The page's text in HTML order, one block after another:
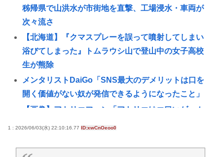
秭帰県で山洪水が市街地を直撃、工場浸水・車両が
次々流さ
【北海道】『クマスプレーを誤って噴射してしまい
浴びてしまった』トムラウシ山で登山中の女子高校
生が熊除
メンタリストDaiGo「SNS最大のデメリットは口を
開く価値がない奴が発信できるようになったこと」
【画像】アトリエファン「アトリエはエ口いゲーム
韓国人「日本人の間で『女が破滅的な人生を送るの
1 : 2026/06/03(水) 22:10:16.77 ID:xwCnOeoo0